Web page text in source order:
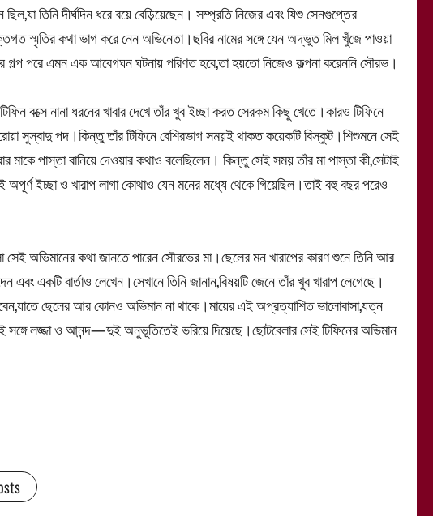
তিনি দীর্ঘদিন ধরে বয়ে বেড়িয়েছেন। সম্প্রতি নিজের এবং যিশু সেনগুপ্তের
স্মৃতির কথা ভাগ করে নেন অভিনেতা।ছবির নামের সঙ্গে যেন অদ্ভুত মিল খুঁজে পাওয়া
গল্প পরে এমন এক আবেগঘন ঘটনায় পরিণত হবে,তা হয়তো নিজেও কল্পনা করেননি সৌরভ।
বক্সে নানা ধরনের খাবার দেখে তাঁর খুব ইচ্ছা করত সেরকম কিছু খেতে।কারও টিফিনে
সুস্বাদু পদ।কিন্তু তাঁর টিফিনে বেশিরভাগ সময়ই থাকত কয়েকটি বিস্কুট।শিশুমনে সেই
পাস্তা বানিয়ে দেওয়ার কথাও বলেছিলেন। কিন্তু সেই সময় তাঁর মা পাস্তা কী,সেটাই
ইচ্ছা ও খারাপ লাগা কোথাও যেন মনের মধ্যে থেকে গিয়েছিল।তাই বহু বছর পরেও
অভিমানের কথা জানতে পারেন সৌরভের মা।ছেলের মন খারাপের কারণ শুনে তিনি আর
এবং একটি বার্তাও লেখেন।সেখানে তিনি জানান,বিষয়টি জেনে তাঁর খুব খারাপ লেগেছে।
ছেলের আর কোনও অভিমান না থাকে।মায়ের এই অপ্রত্যাশিত ভালোবাসা,যত্ন
লজ্জা ও আনন্দ—দুই অনুভূতিতেই ভরিয়ে দিয়েছে।ছোটবেলার সেই টিফিনের অভিমান